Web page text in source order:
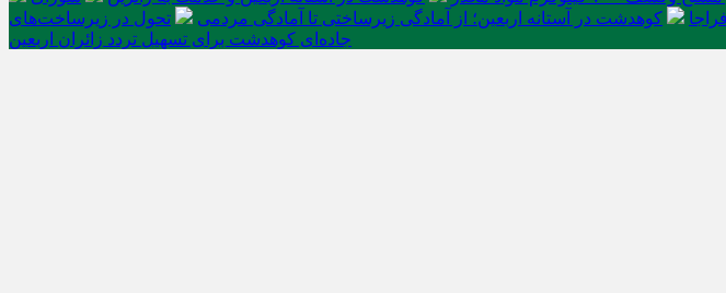
کوهدشت در آستانه اربعین؛ از آمادگی زیرساختی تا آمادگی مردمی
تحول در زیرساخت‌های
جاده‌ای کوهدشت برای تسهیل تردد زائران اربعین